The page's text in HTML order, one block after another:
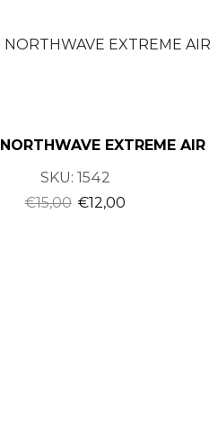
EXTREME AIR
SKU: 1542
€15,00 €12,00